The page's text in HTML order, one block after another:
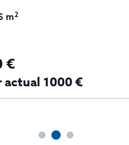
m2
€
1000 €